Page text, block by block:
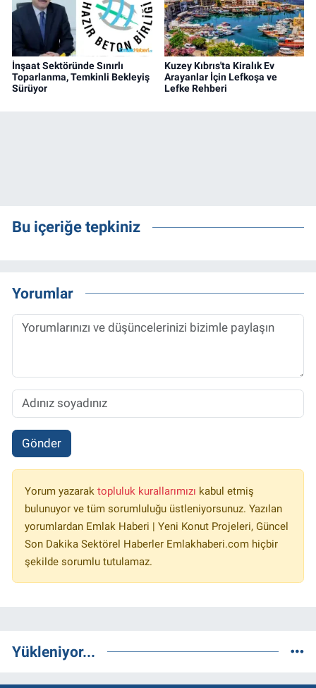
İnşaat Sektöründe Sınırlı
Toparlanma, Temkinli Bekleyiş
Sürüyor
Kuzey Kıbrıs'ta Kiralık Ev
Arayanlar İçin Lefkoşa ve
Lefke Rehberi
Bu içeriğe tepkiniz
Yorumlar
Gönder
Yorum yazarak topluluk kurallarımızı kabul etmiş
bulunuyor ve tüm sorumluluğu üstleniyorsunuz. Yazılan
yorumlardan Emlak Haberi | Yeni Konut Projeleri, Güncel
Son Dakika Sektörel Haberler Emlakhaberi.com hiçbir
şekilde sorumlu tutulamaz.
Yükleniyor...